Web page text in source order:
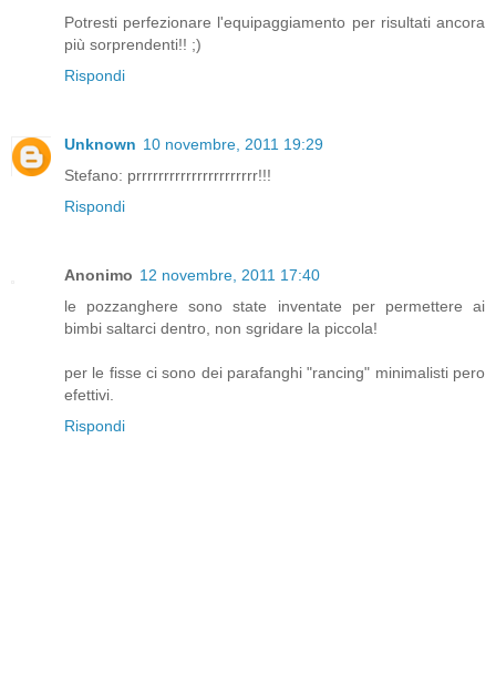
Potresti perfezionare l'equipaggiamento per risultati ancora
più sorprendenti!! ;)
Rispondi
Unknown 10 novembre, 2011 19:29
Stefano: prrrrrrrrrrrrrrrrrrrrrr!!!
Rispondi
Anonimo 12 novembre, 2011 17:40
le pozzanghere sono state inventate per permettere ai
bimbi saltarci dentro, non sgridare la piccola!
per le fisse ci sono dei parafanghi "rancing" minimalisti pero
efettivi.
Rispondi